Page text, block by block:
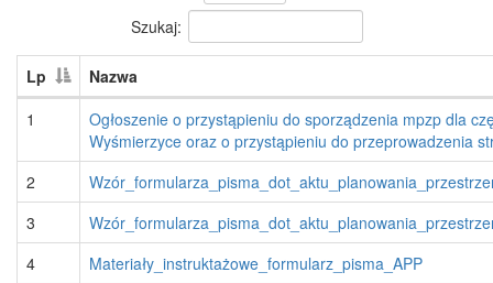
Szukaj:
Lp
Nazwa
1
Ogłoszenie o przystąpieniu do sporządzenia mpzp dla
Wyśmierzyce oraz o przystąpieniu do przeprowadzenia
2
3
4
Materiały_instruktażowe_formularz_pisma_APP